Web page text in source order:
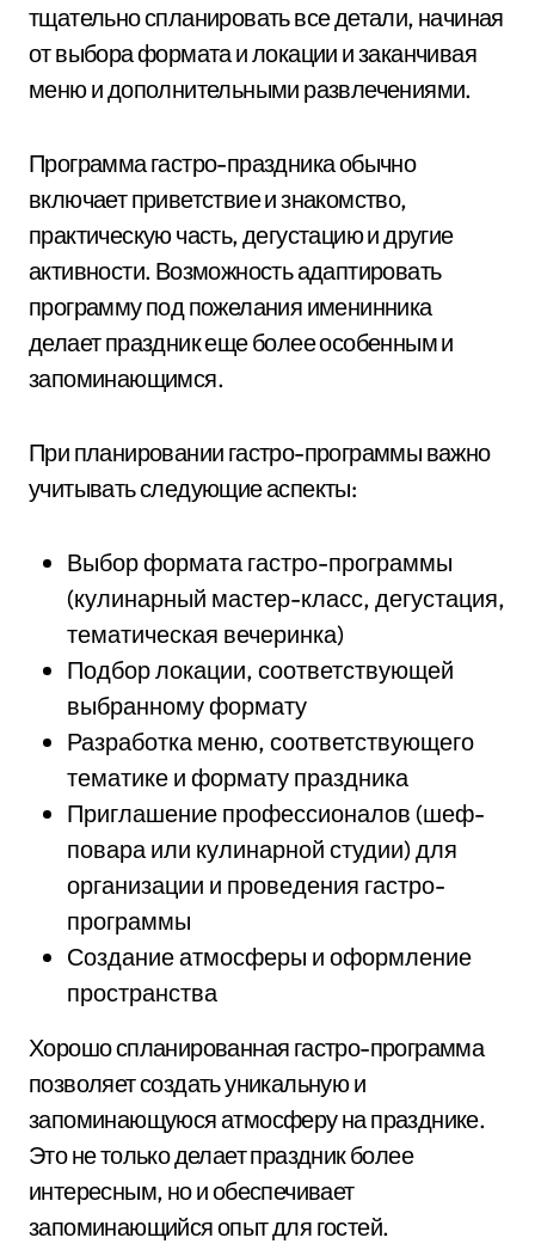
тщательно спланировать все детали, начиная
от выбора формата и локации и заканчивая
меню и дополнительными развлечениями.
Программа гастро-праздника обычно
включает приветствие и знакомство,
практическую часть, дегустацию и другие
активности. Возможность адаптировать
программу под пожелания именинника
делает праздник еще более особенным и
запоминающимся.
При планировании гастро-программы важно
учитывать следующие аспекты:
Выбор формата гастро-программы
(кулинарный мастер-класс, дегустация,
тематическая вечеринка)
Подбор локации, соответствующей
выбранному формату
Разработка меню, соответствующего
тематике и формату праздника
Приглашение профессионалов (шеф-
повара или кулинарной студии) для
организации и проведения гастро-
программы
Создание атмосферы и оформление
пространства
Хорошо спланированная гастро-программа
позволяет создать уникальную и
запоминающуюся атмосферу на празднике.
Это не только делает праздник более
интересным, но и обеспечивает
запоминающийся опыт для гостей.